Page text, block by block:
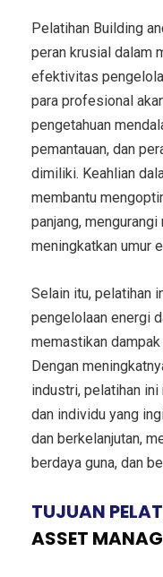
Pelatihan Building
peran krusial dalam
efektivitas
para profesional
pengetahuan
pemantauan, dan
dimiliki. Keahlian
membantu
panjang,
meningkatkan umur
Selain itu, pelatihan
pengelolaan energi
memastikan
Dengan
industri, pelatihan
dan individu yang
dan berkelanjutan,
berdaya guna, dan
TUJUAN
ASSET